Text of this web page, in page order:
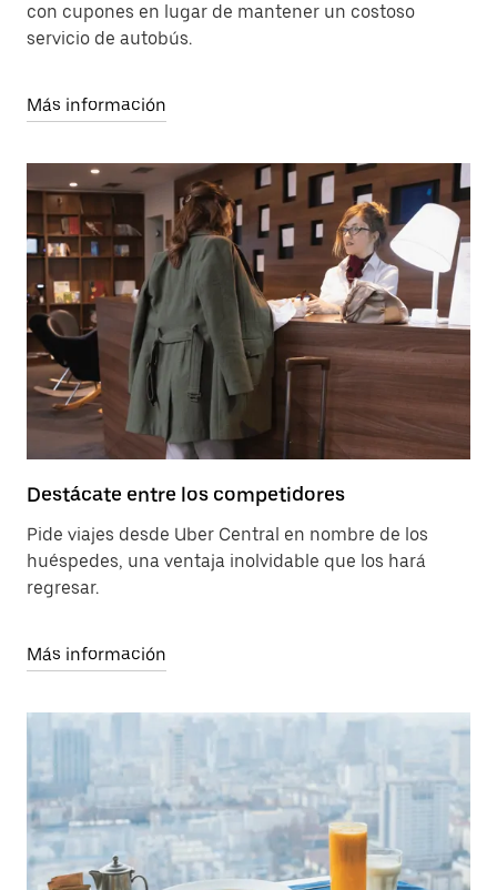
con cupones en lugar de mantener un costoso
servicio de autobús.
Más información
Destácate entre los competidores
Pide viajes desde Uber Central en nombre de los
huéspedes, una ventaja inolvidable que los hará
regresar.
Más información